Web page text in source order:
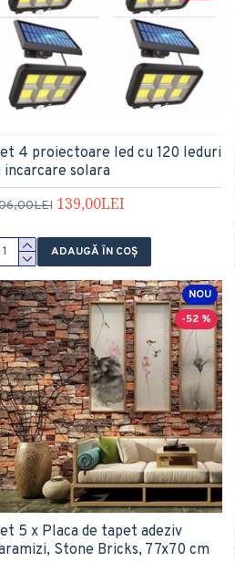
4 proiectoare led cu 120 leduri
incarcare solara
139,00LEI
ADAUGĂ ÎN COŞ
NOU
-52 %
5 x Placa de tapet adeziv
Stone Bricks, 77x70 cm